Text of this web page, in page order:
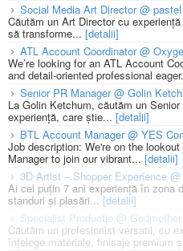
Social Media Art Director @ pastel
Căutăm un Art Director cu
să transforme... [detalii]
ATL Account Coordinator @
We’re looking for an ATL Account
and detail-oriented professional
Senior PR Manager @ Golin
La Golin Ketchum, căutăm un
experiență, care știe... [detalii]
BTL Account Manager @ YES
Job description: We're on the
Manager to join our vibrant... [detalii]
3D Artist – Shopper Experience
Ai cel puțin 7 ani experiență în zona
standuri și plasări...[detalii]
Specialist Productie @ Godmother
Căutăm un profesionist versatil, cu
înțelege materiale, finisaje premium